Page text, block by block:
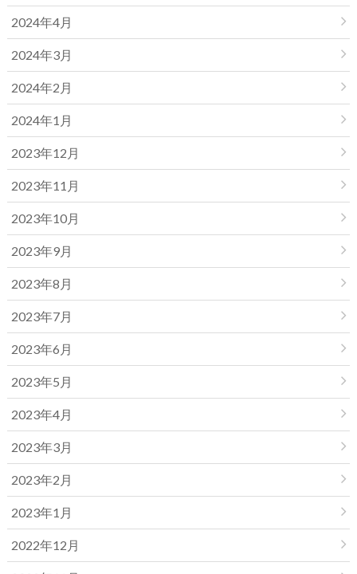
2024年4月
2024年3月
2024年2月
2024年1月
2023年12月
2023年11月
2023年10月
2023年9月
2023年8月
2023年7月
2023年6月
2023年5月
2023年4月
2023年3月
2023年2月
2023年1月
2022年12月